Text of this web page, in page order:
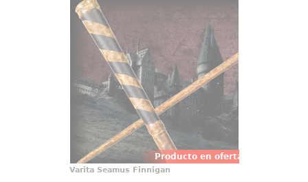
Producto en oferta
Preciosa réplica oficial de la varita
de Seamus Finnigan con motivo
de la película Harry Potter, Las
Reliquias de la Muerte (Harry
Potter and the Deathly Hollow).
Viene en caja de regalo.
Varita Seamus Finnigan